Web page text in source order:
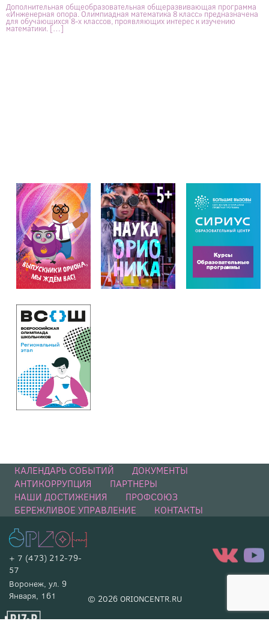
Дополнительная общеобразовательная общеразвивающая программа
«Инженерная опора. Олимпиадная математика 8 класс» предназначена
для обучающихся 8-х классов, проявляющих интерес к изучению
математики. […]
КАЛЕНДАРЬ СОБЫТИЙ
ДОКУМЕНТЫ
АНТИКОРРУПЦИЯ
ПАРТНЕРЫ
НАШИ ДОСТИЖЕНИЯ
ПРОФСОЮЗ
БЕРЕЖЛИВОЕ УПРАВЛЕНИЕ
КОНТАКТЫ
+ 7 (473) 212-79-
57
Воронеж, ул. 9
Января, 161
© 2026 ORIONCENTR.RU